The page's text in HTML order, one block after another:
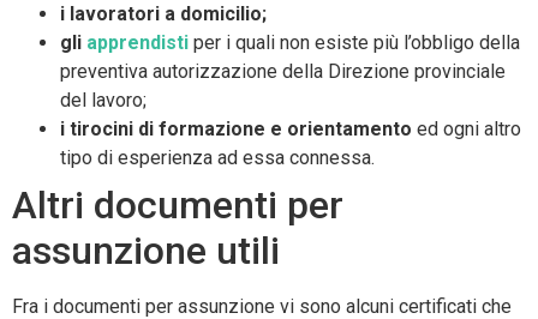
i lavoratori a domicilio;
gli apprendisti per i quali non esiste più l’obbligo della
preventiva autorizzazione della Direzione provinciale
del lavoro;
i tirocini di formazione e orientamento ed ogni altro
tipo di esperienza ad essa connessa.
Altri documenti per
assunzione utili
Fra i documenti per assunzione vi sono alcuni certificati che